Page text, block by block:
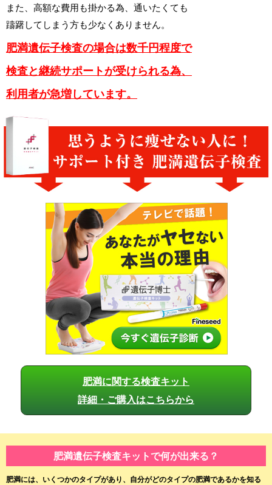
また、高額な費用も掛かる為、通いたくても
躊躇してしまう方も少なくありません。
肥満遺伝子検査の場合は数千円程度で
検査と継続サポートが受けられる為、
利用者が急増しています。
肥満に関する検査キット
詳細・ご購入はこちらから
肥満遺伝子検査キットで何が出来る？
肥満には、いくつかのタイプがあり、自分がどのタイプの肥満であるかを知る